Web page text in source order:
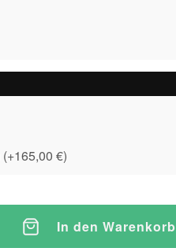
(+165,00 €)
In den Warenkorb